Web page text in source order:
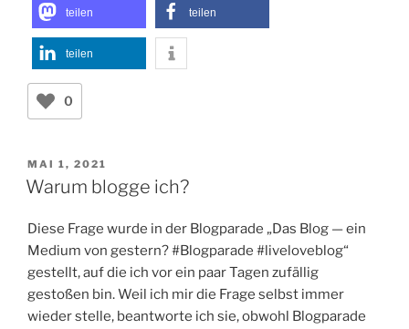
teilen teilen
teilen
0
VERÖFFENTLICHT
AM
MAI 1, 2021
Warum blogge ich?
Diese Frage wurde in der Blogparade „Das Blog — ein
Medium von gestern? #Blogparade #liveloveblog“
gestellt, auf die ich vor ein paar Tagen zufällig
gestoßen bin. Weil ich mir die Frage selbst immer
wieder stelle, beantworte ich sie, obwohl Blogparade